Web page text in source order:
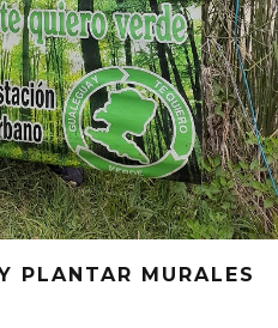
PLANTAR MURALES